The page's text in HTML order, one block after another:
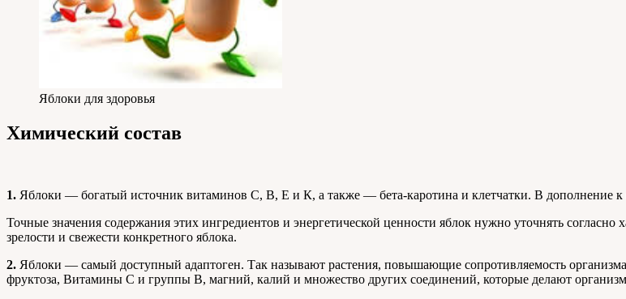
Яблоки для здоровья
Химический состав
1. Яблоки — богатый источник витаминов С, В, Е и К, а также — бета-каротина и клетчатки. В дополнение
Точные значения содержания этих ингредиентов и энергетической ценности яблок нужно уточнять согласно
зрелости и свежести конкретного яблока.
2. Яблоки — самый доступный адаптоген. Так называют растения, повышающие сопротивляемость
фруктоза, Витамины С и группы В, магний, калий и множество других соединений, которые делают организм